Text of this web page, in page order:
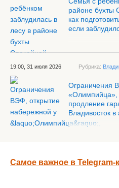
районе бухты
как
если
19:00, 31 июля 2026 Рубрика:
Ограничения
«Олимпийца»,
продление
Владивосток в
Самое важное в Telegram-